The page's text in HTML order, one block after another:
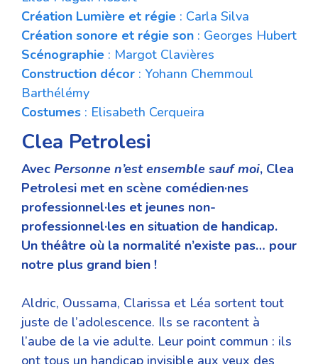
Création Lumière et régie : Carla Silva
Création sonore et régie son : Georges Hubert
Scénographie : Margot Clavières
Construction décor : Yohann Chemmoul
Barthélémy
Costumes : Elisabeth Cerqueira
Clea Petrolesi
Avec Personne n’est ensemble sauf moi, Clea
Petrolesi met en scène comédien·nes
professionnel·les et jeunes non-
professionnel·les en situation de handicap.
Un théâtre où la normalité n’existe pas… pour
notre plus grand bien !
Aldric, Oussama, Clarissa et Léa sortent tout
juste de l’adolescence. Ils se racontent à
l’aube de la vie adulte. Leur point commun : ils
ont tous un handicap invisible aux yeux des